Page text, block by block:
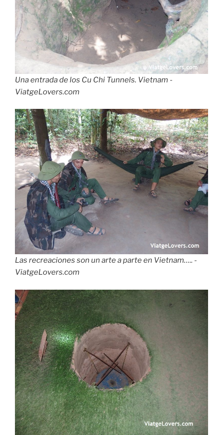
Una entrada de los Cu Chi Tunnels. Vietnam -
ViatgeLovers.com
Las recreaciones son un arte a parte en Vietnam….. -
ViatgeLovers.com